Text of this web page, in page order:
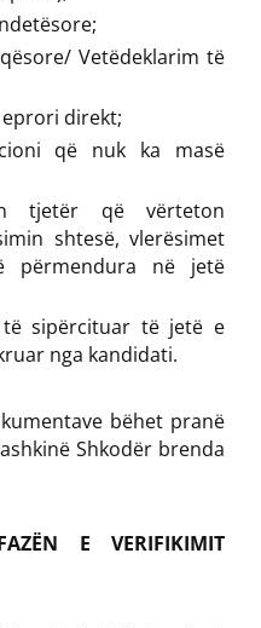
Vetëdeklarim të
direkt;
që nuk ka masë
tjetër që vërteton
shtesë, vlerësimet
në jetë
sipërcituar të jetë e
nga kandidati.
bëhet pranë
Shkodër brenda
E VERIFIKIMIT